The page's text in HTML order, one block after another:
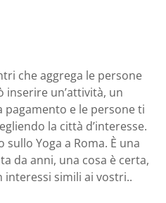
che aggrega le persone
inserire un’attività, un
pagamento e le persone ti
la città d’interesse.
Yoga a Roma. È una
da anni, una cosa è certa,
simili ai vostri..